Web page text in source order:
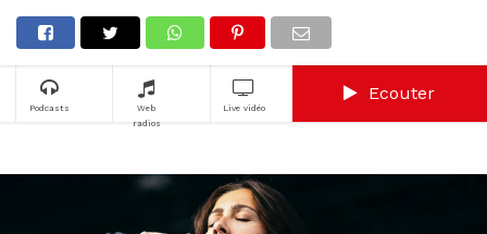
Podcasts
Web
radios
Live vidéo
Ecouter